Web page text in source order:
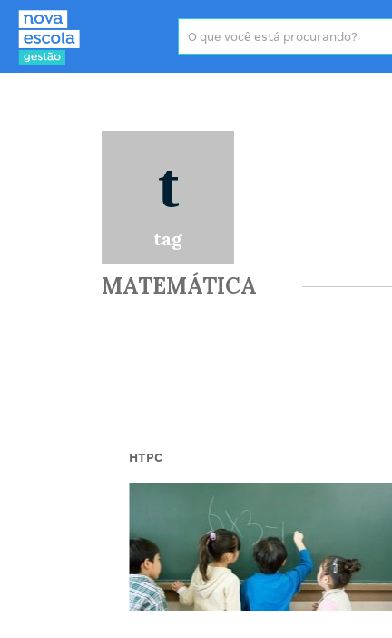
Área de atuação
t
tag
MATEMÁTICA
HTPC